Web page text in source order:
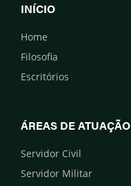
INÍCIO
Home
Filosofia
Escritórios
ÁREAS DE ATUAÇÃO
Servidor Civil
Servidor Militar